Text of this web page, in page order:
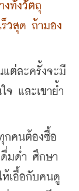
งทั้งวัตถุ
วสุด ถ้ามอง
ต่ละครั้งจะมี
จ และเขาย้ำ
กคนต้องซื้อ
มด่ำ ศึกษา
ห้เอื้อกับคนดู